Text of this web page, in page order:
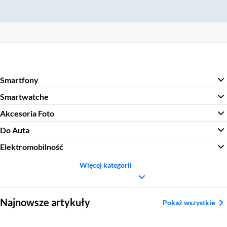
Smartfony
Smartwatche
Akcesoria Foto
Do Auta
Elektromobilność
Więcej kategorii
Najnowsze artykuły Pokaż wszystkie